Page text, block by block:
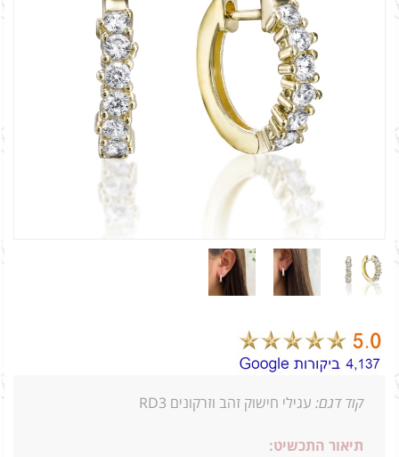
קוד דגם: עגילי חישוק זהב וזרקונים RD3
תיאור התכשיט: